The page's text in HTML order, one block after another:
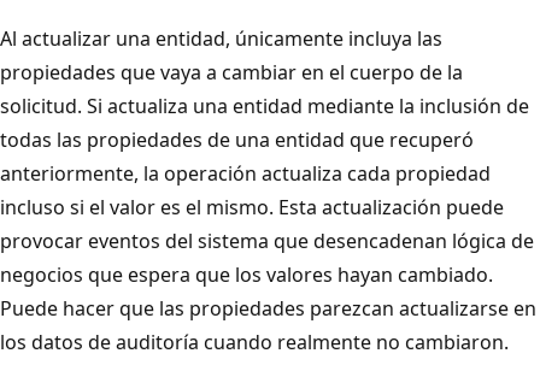
Al actualizar una entidad, únicamente incluya las
propiedades que vaya a cambiar en el cuerpo de la
solicitud. Si actualiza una entidad mediante la inclusión de
todas las propiedades de una entidad que recuperó
anteriormente, la operación actualiza cada propiedad
incluso si el valor es el mismo. Esta actualización puede
provocar eventos del sistema que desencadenan lógica de
negocios que espera que los valores hayan cambiado.
Puede hacer que las propiedades parezcan actualizarse en
los datos de auditoría cuando realmente no cambiaron.